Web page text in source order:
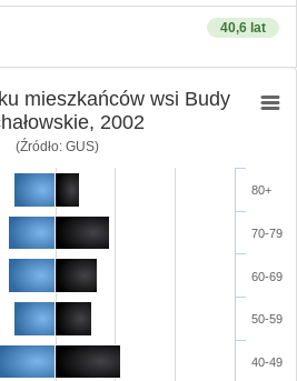
40,6 lat
mieszkańców wsi Budy
2002
(Źródło: GUS)
40-49
50-59
60-69
70-79
80+